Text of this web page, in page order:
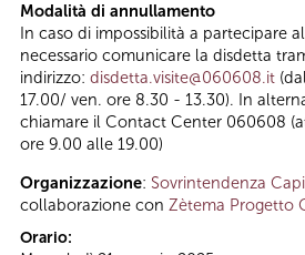
Modalità di annullamento
In caso di impossibilità a partecipare
necessario comunicare la disdetta
indirizzo: disdetta.visite@060608.it
17.00/ ven. ore 8.30 - 13.30). In
chiamare il Contact Center 060608
ore 9.00 alle 19.00)
Organizzazione: Sovrintendenza
collaborazione con Zètema Progetto
Orario: